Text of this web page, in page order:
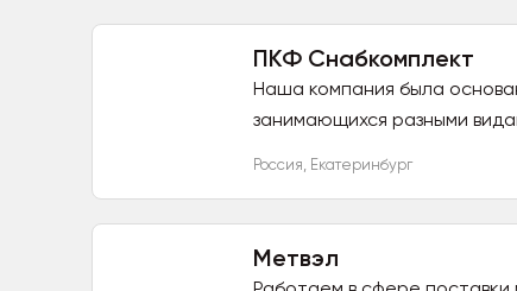
ПКФ Снабкомплект
Наша компания была
занимающихся разными
Россия, Екатеринбург
Метвэл